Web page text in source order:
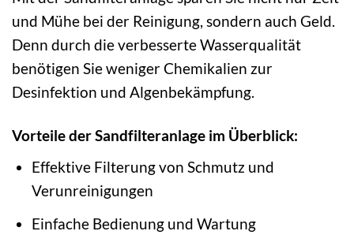
und Mühe bei der Reinigung, sondern auch Geld.
Denn durch die verbesserte Wasserqualität
benötigen Sie weniger Chemikalien zur
Desinfektion und Algenbekämpfung.
Vorteile der Sandfilteranlage im Überblick:
Effektive Filterung von Schmutz und
Verunreinigungen
Einfache Bedienung und Wartung